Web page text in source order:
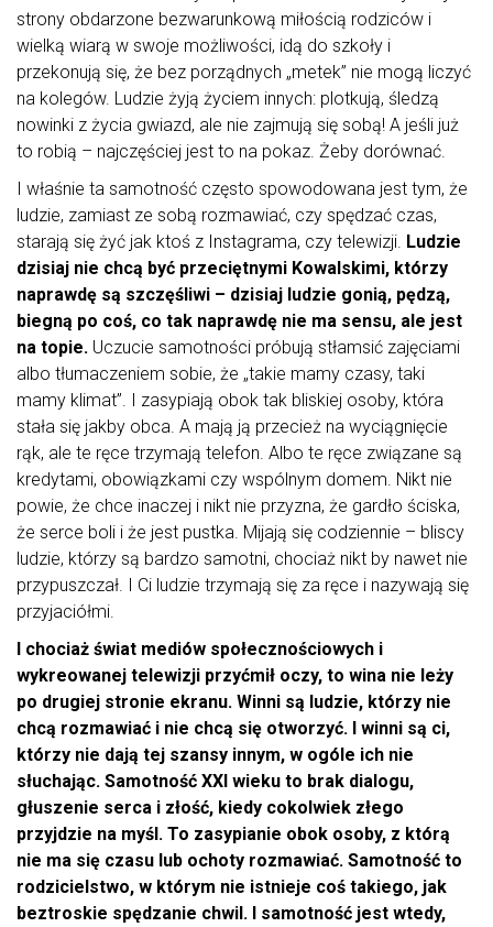
strony obdarzone bezwarunkową miłością rodziców i
wielką wiarą w swoje możliwości, idą do szkoły i
przekonują się, że bez porządnych „metek” nie mogą liczyć
na kolegów. Ludzie żyją życiem innych: plotkują, śledzą
nowinki z życia gwiazd, ale nie zajmują się sobą! A jeśli już
to robią – najczęściej jest to na pokaz. Żeby dorównać.
I właśnie ta samotność często spowodowana jest tym, że
ludzie, zamiast ze sobą rozmawiać, czy spędzać czas,
starają się żyć jak ktoś z Instagrama, czy telewizji. Ludzie
dzisiaj nie chcą być przeciętnymi Kowalskimi, którzy
naprawdę są szczęśliwi – dzisiaj ludzie gonią, pędzą,
biegną po coś, co tak naprawdę nie ma sensu, ale jest
na topie. Uczucie samotności próbują stłamsić zajęciami
albo tłumaczeniem sobie, że „takie mamy czasy, taki
mamy klimat”. I zasypiają obok tak bliskiej osoby, która
stała się jakby obca. A mają ją przecież na wyciągnięcie
rąk, ale te ręce trzymają telefon. Albo te ręce związane są
kredytami, obowiązkami czy wspólnym domem. Nikt nie
powie, że chce inaczej i nikt nie przyzna, że gardło ściska,
że serce boli i że jest pustka. Mijają się codziennie – bliscy
ludzie, którzy są bardzo samotni, chociaż nikt by nawet nie
przypuszczał. I Ci ludzie trzymają się za ręce i nazywają się
przyjaciółmi.
I chociaż świat mediów społecznościowych i
wykreowanej telewizji przyćmił oczy, to wina nie leży
po drugiej stronie ekranu. Winni są ludzie, którzy nie
chcą rozmawiać i nie chcą się otworzyć. I winni są ci,
którzy nie dają tej szansy innym, w ogóle ich nie
słuchając. Samotność XXI wieku to brak dialogu,
głuszenie serca i złość, kiedy cokolwiek złego
przyjdzie na myśl. To zasypianie obok osoby, z którą
nie ma się czasu lub ochoty rozmawiać. Samotność to
rodzicielstwo, w którym nie istnieje coś takiego, jak
beztroskie spędzanie chwil. I samotność jest wtedy,